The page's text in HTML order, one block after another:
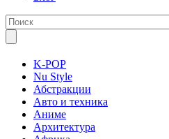
K-POP
Nu Style
Абстракции
Авто и техника
Аниме
Архитектура